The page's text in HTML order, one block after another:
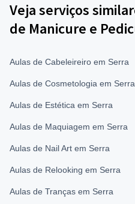
Veja serviços
de Manicure e
Aulas de Cabeleireiro em Serra
Aulas de Cosmetologia em Serra
Aulas de Estética em Serra
Aulas de Maquiagem em Serra
Aulas de Nail Art em Serra
Aulas de Relooking em Serra
Aulas de Tranças em Serra